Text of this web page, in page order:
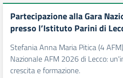
Partecipazione alla Gara
presso l’Istituto Parini di
Stefania Anna Maria Pitica (4
Nazionale AFM 2026 di Lecco:
crescita e formazione.